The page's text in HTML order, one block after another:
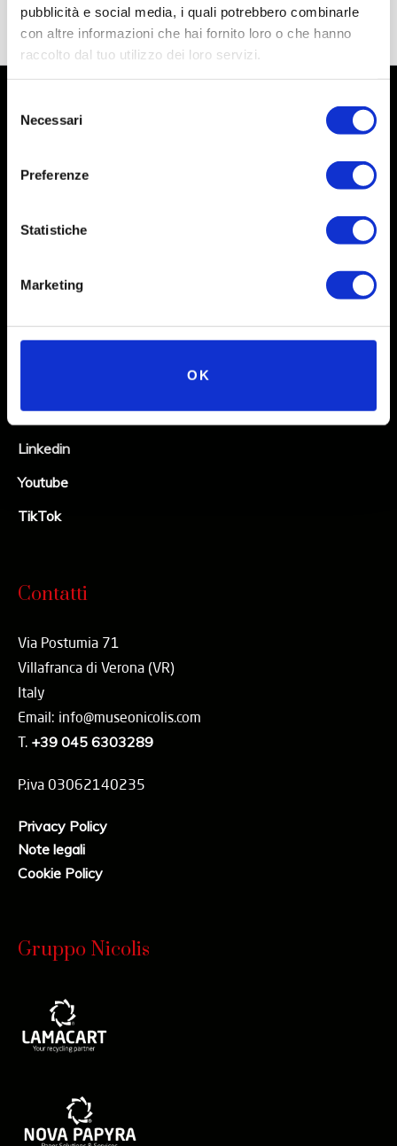
pubblicità e social media, i quali potrebbero combinarle
con altre informazioni che hai fornito loro o che hanno
raccolto dal tuo utilizzo dei loro servizi.
delNecessari
Preferenze
Statistiche
Marketing
OK
Instagram
X
Linkedin
Youtube
TikTok
Contatti
Via Postumia 71
Villafranca di Verona (VR)
Italy
Email: info@museonicolis.com
T. +39 045 6303289
P.iva 03062140235
Privacy Policy
Note legali
Cookie Policy
Gruppo Nicolis